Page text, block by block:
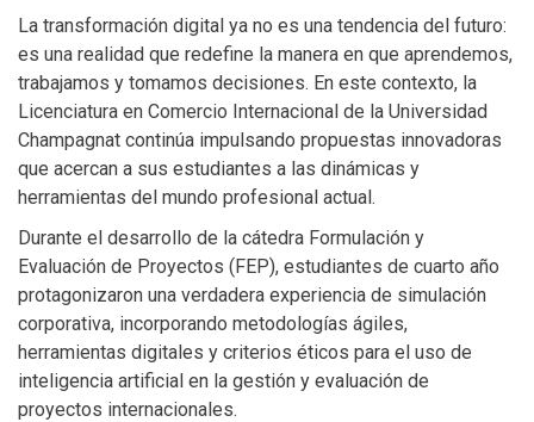
La transformación digital ya no es una tendencia del futuro:
es una realidad que redefine la manera en que aprendemos,
trabajamos y tomamos decisiones. En este contexto, la
Licenciatura en Comercio Internacional de la Universidad
Champagnat continúa impulsando propuestas innovadoras
que acercan a sus estudiantes a las dinámicas y
herramientas del mundo profesional actual.
Durante el desarrollo de la cátedra Formulación y
Evaluación de Proyectos (FEP), estudiantes de cuarto año
protagonizaron una verdadera experiencia de simulación
corporativa, incorporando metodologías ágiles,
herramientas digitales y criterios éticos para el uso de
inteligencia artificial en la gestión y evaluación de
proyectos internacionales.